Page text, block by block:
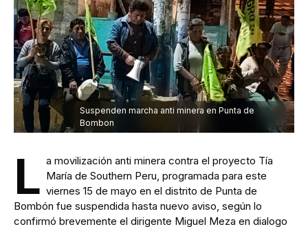
Suspenden marcha anti minera en Punta de
Bombon
L a movilización anti minera contra el proyecto Tía
María de Southern Peru, programada para este
viernes 15 de mayo en el distrito de Punta de
Bombón fue suspendida hasta nuevo aviso, según lo
confirmó brevemente el dirigente Miguel Meza en dialogo